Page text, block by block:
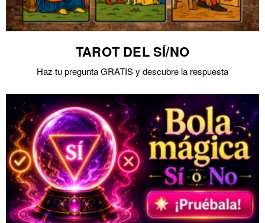
TAROT DEL SÍ/NO
Haz tu pregunta GRATIS y descubre la respuesta